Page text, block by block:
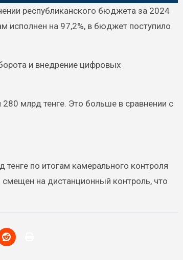
исполнен на 97,2%, в бюджет поступило
и внедрение цифровых
млрд тенге. Это больше в сравнении с
по итогам камерального контроля
на дистанционный контроль, что